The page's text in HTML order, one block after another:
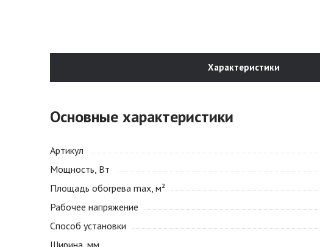
Характеристики
Основные характеристики
Артикул
Мощность, Вт
Площадь обогрева max, м²
Рабочее напряжение
Способ установки
Ширина, мм